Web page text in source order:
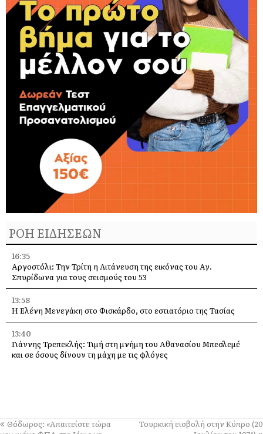
ΡΟΗ ΕΙΔΗΣΕΩΝ
16:35
Αργοστόλι: Την Τρίτη η Λιτάνευση της εικόνας του Αγ.
Σπυρίδωνα για τους σεισμούς του 53
13:58
Η Ελένη Μενεγάκη στο Φισκάρδο, στο εστιατόριο της Τασίας
13:40
Γιάννης Τρεπεκλής: Τιμή στη μνήμη του Αθανασίου Μπεσλεμέ
και σε όσους δίνουν τη μάχη με τις φλόγες
13:30
Οι εκδηλώσεις στον Δήμο Αργοστολίου το τριήμερο 7, 8 και 9
Θόδωρος: «Απαιτείστε τώρα
Τουρκική εισβολή στην Κύπρο (20